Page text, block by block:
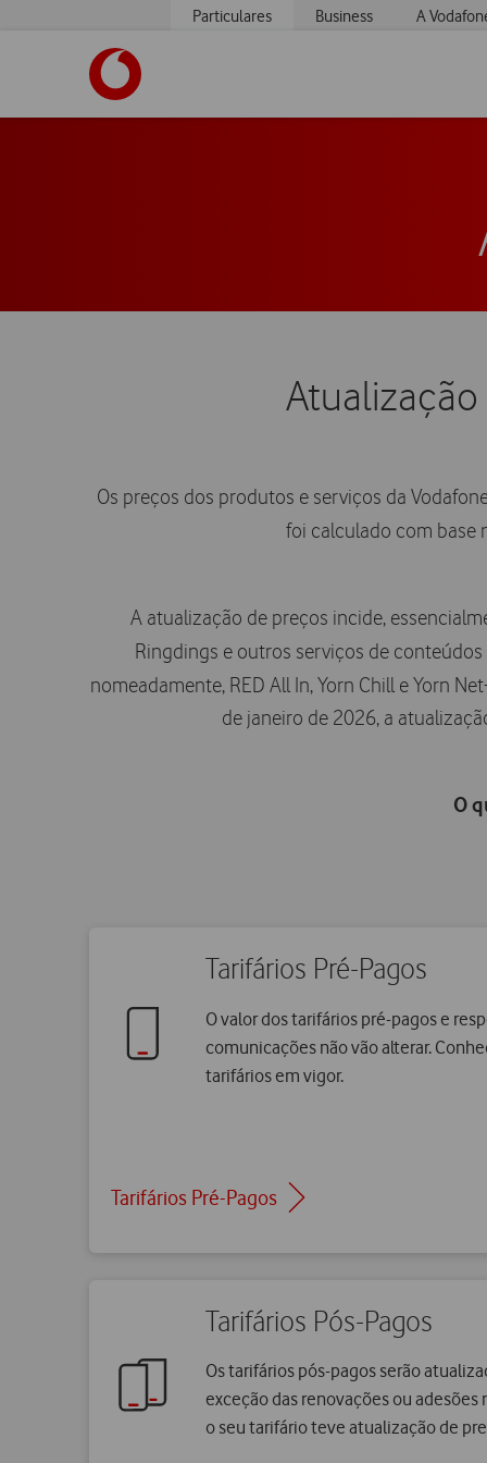
Particulares Business A
Os preços dos produtos e serviços da
foi calculado com base
A atualização de preços incide,
Ringdings e outros serviços de
nomeadamente, RED All In, Yorn Chill e Yorn
de janeiro de 2026, a
O
Tarifários Pré-Pagos
O valor dos tarifários pré-pagos e
comunicações não vão alterar.
tarifários em vigor.
Tarifários Pré-Pagos
Tarifários Pós-Pagos
Os tarifários pós-pagos serão
exceção das renovações ou adesões
o seu tarifário teve atualização de